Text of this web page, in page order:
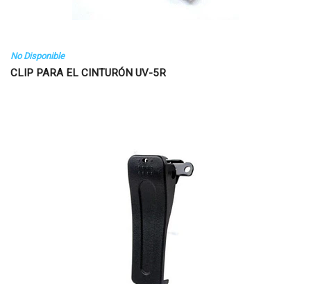
No Disponible
CLIP PARA EL CINTURÓN UV-5R